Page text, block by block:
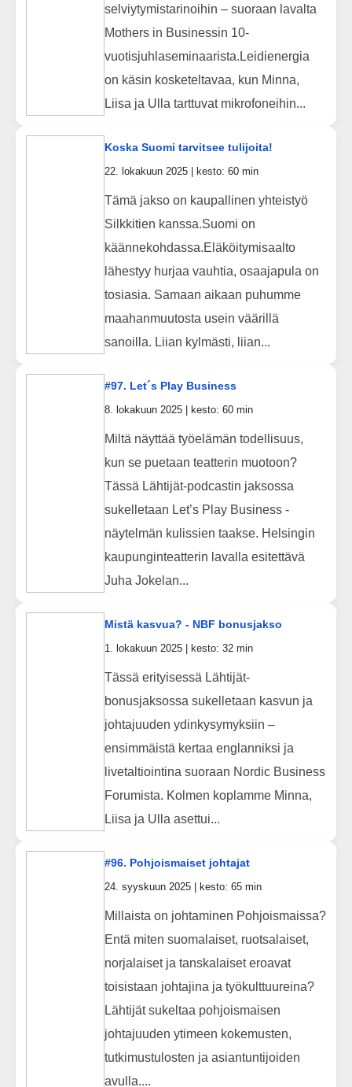
selviytymistarinoihin – suoraan lavalta
Mothers in Businessin 10-
vuotisjuhlaseminaarista.Leidienergia
on käsin kosketeltavaa, kun Minna,
Liisa ja Ulla tarttuvat mikrofoneihin...
Koska Suomi tarvitsee tulijoita!
22. lokakuun 2025 | kesto: 60 min
Tämä jakso on kaupallinen yhteistyö
Silkkitien kanssa.Suomi on
käännekohdassa.Eläköitymisaalto
lähestyy hurjaa vauhtia, osaajapula on
tosiasia. Samaan aikaan puhumme
maahanmuutosta usein väärillä
sanoilla. Liian kylmästi, liian...
#97. Let´s Play Business
8. lokakuun 2025 | kesto: 60 min
Miltä näyttää työelämän todellisuus,
kun se puetaan teatterin muotoon?
Tässä Lähtijät-podcastin jaksossa
sukelletaan Let’s Play Business -
näytelmän kulissien taakse. Helsingin
kaupunginteatterin lavalla esitettävä
Juha Jokelan...
Mistä kasvua? - NBF bonusjakso
1. lokakuun 2025 | kesto: 32 min
Tässä erityisessä Lähtijät-
bonusjaksossa sukelletaan kasvun ja
johtajuuden ydinkysymyksiin –
ensimmäistä kertaa englanniksi ja
livetaltiointina suoraan Nordic Business
Forumista. Kolmen koplamme Minna,
Liisa ja Ulla asettui...
#96. Pohjoismaiset johtajat
24. syyskuun 2025 | kesto: 65 min
Millaista on johtaminen Pohjoismaissa?
Entä miten suomalaiset, ruotsalaiset,
norjalaiset ja tanskalaiset eroavat
toisistaan johtajina ja työkulttuureina?
Lähtijät sukeltaa pohjoismaisen
johtajuuden ytimeen kokemusten,
tutkimustulosten ja asiantuntijoiden
avulla....